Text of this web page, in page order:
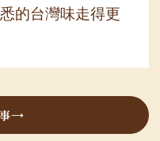
的台灣味走得更